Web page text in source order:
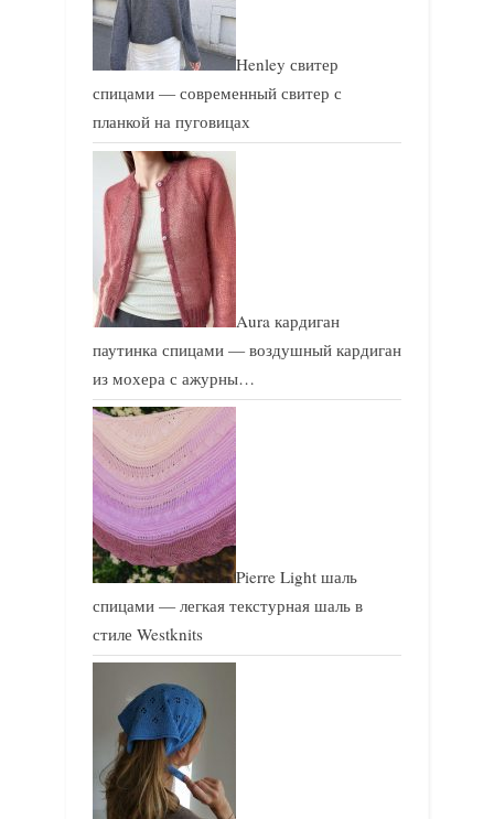
Henley свитер
спицами — современный свитер с
планкой на пуговицах
Aura кардиган
паутинка спицами — воздушный кардиган
из мохера с ажурны…
Pierre Light шаль
спицами — легкая текстурная шаль в
стиле Westknits